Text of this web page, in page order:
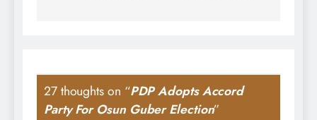
27 thoughts on “PDP Adopts Accord
Party For Osun Guber Election”